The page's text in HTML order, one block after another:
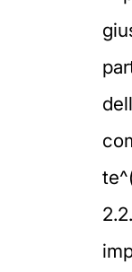
2.2.